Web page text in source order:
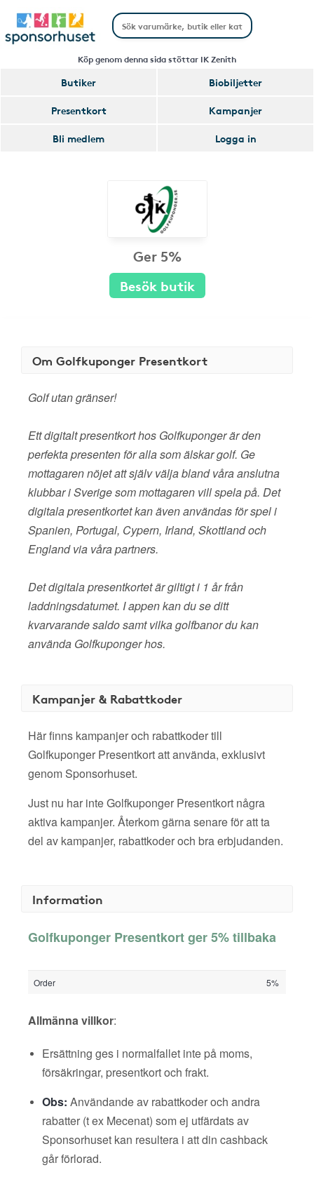
Köp genom denna sida stöttar IK Zenith
Butiker
Biobiljetter
Presentkort
Kampanjer
Bli medlem
Logga in
Ger 5%
Besök butik
Om Golfkuponger Presentkort
Golf utan gränser!
Ett digitalt presentkort hos Golfkuponger är den
perfekta presenten för alla som älskar golf. Ge
mottagaren nöjet att själv välja bland våra anslutna
klubbar i Sverige som mottagaren vill spela på. Det
digitala presentkortet kan även användas för spel i
Spanien, Portugal, Cypern, Irland, Skottland och
England via våra partners.
Det digitala presentkortet är giltigt i 1 år från
laddningsdatumet. I appen kan du se ditt
kvarvarande saldo samt vilka golfbanor du kan
använda Golfkuponger hos.
Kampanjer & Rabattkoder
Här finns kampanjer och rabattkoder till
Golfkuponger Presentkort att använda, exklusivt
genom Sponsorhuset.
Just nu har inte Golfkuponger Presentkort några
aktiva kampanjer. Återkom gärna senare för att ta
del av kampanjer, rabattkoder och bra erbjudanden.
Information
Golfkuponger Presentkort ger 5% tillbaka
Order 5%
Allmänna villkor:
Ersättning ges i normalfallet inte på moms,
försäkringar, presentkort och frakt.
Obs: Användande av rabattkoder och andra
rabatter (t ex Mecenat) som ej utfärdats av
Sponsorhuset kan resultera i att din cashback
går förlorad.